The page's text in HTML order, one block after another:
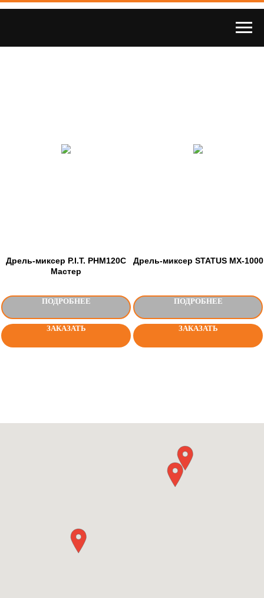
Дрель-миксер P.I.T. PHM120C
Мастер
ПОДРОБНЕЕ
ЗАКАЗАТЬ
Дрель-миксер STATUS MX-1000
ПОДРОБНЕЕ
ЗАКАЗАТЬ